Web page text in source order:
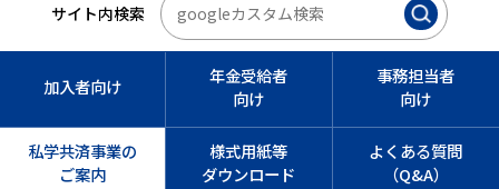
サイト内検索
加入者向け
年金受給者
向け
事務担当者
向け
私学共済事業の
ご案内
様式用紙等
ダウンロード
よくある質問
（Q&A）